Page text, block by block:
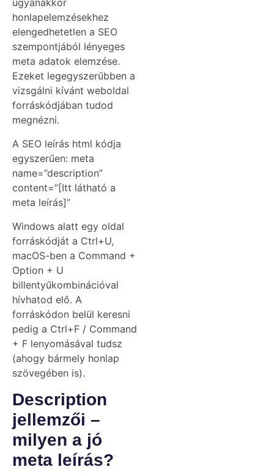
ugyanakkor
honlapelemzésekhez
elengedhetetlen a SEO
szempontjából lényeges
meta adatok elemzése.
Ezeket legegyszerűbben a
vizsgálni kívánt weboldal
forráskódjában tudod
megnézni.
A SEO leírás html kódja
egyszerűen: meta
name=”description”
content=”[Itt látható a
meta leírás]”
Windows alatt egy oldal
forráskódját a Ctrl+U,
macOS-ben a Command +
Option + U
billentyűkombinációval
hívhatod elő. A
forráskódon belül keresni
pedig a Ctrl+F / Command
+ F lenyomásával tudsz
(ahogy bármely honlap
szövegében is).
Description
jellemzői –
milyen a jó
meta leírás?